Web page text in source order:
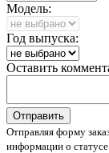
Модель:
Год выпуска:
Оставить
Отправить
Отправляя форму
информации о статусе